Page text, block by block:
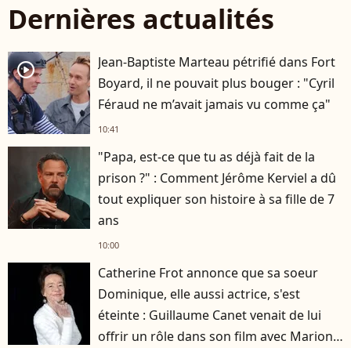
Dernières actualités
player2
Jean-Baptiste Marteau pétrifié dans Fort
Boyard, il ne pouvait plus bouger : "Cyril
Féraud ne m’avait jamais vu comme ça"
10:41
"Papa, est-ce que tu as déjà fait de la
prison ?" : Comment Jérôme Kerviel a dû
tout expliquer son histoire à sa fille de 7
ans
10:00
Catherine Frot annonce que sa soeur
Dominique, elle aussi actrice, s'est
éteinte : Guillaume Canet venait de lui
offrir un rôle dans son film avec Marion